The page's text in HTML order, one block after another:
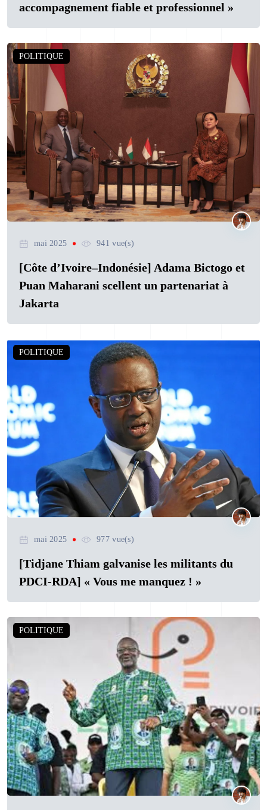
accompagnement fiable et professionnel »
POLITIQUE
mai 2025 941 vue(s)
[Côte d’Ivoire–Indonésie] Adama Bictogo et
Puan Maharani scellent un partenariat à
Jakarta
POLITIQUE
mai 2025 977 vue(s)
[Tidjane Thiam galvanise les militants du
PDCI-RDA] « Vous me manquez ! »
POLITIQUE